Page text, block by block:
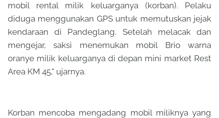
mobil rental milik keluarganya (korban). Pelaku
diduga menggunakan GPS untuk memutuskan jejak
kendaraan di Pandeglang. Setelah melacak dan
mengejar, saksi menemukan mobil Brio warna
oranye milik keluarganya di depan mini market Rest
Area KM 45," ujarnya.
Korban mencoba mengadang mobil miliknya yang